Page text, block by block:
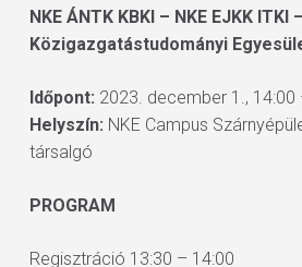
NKE ÁNTK KBKI – NKE EJKK
Közigazgatástudományi
Időpont: 2023. december 1., 14:00
Helyszín: NKE Campus
társalgó
PROGRAM
Regisztráció 13:30 – 14:00